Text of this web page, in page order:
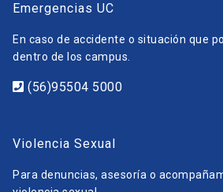
Emergencias UC
En caso de accidente o situación que
dentro de los campus.
(56)95504 5000
Violencia Sexual
Para denuncias, asesoría o